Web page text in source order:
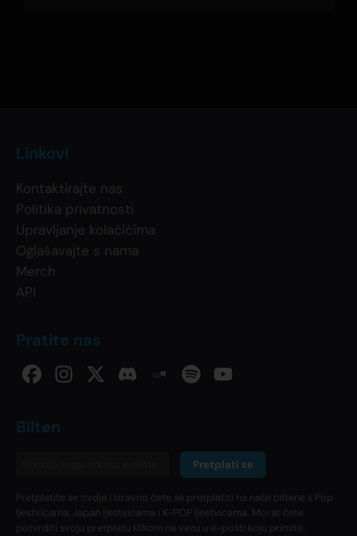
Linkovi
Kontaktirajte nas
Politika privatnosti
Upravljanje kolačićima
Oglašavajte s nama
Merch
API
Pratite nas
Bilten
Pretplati se
Pretplatite se ovdje i izravno ćete se pretplatiti na naše biltene s Pop
ljestvicama, Japan ljestvicama i K-POP ljestvicama. Morat ćete
potvrditi svoju pretplatu klikom na vezu u e-pošti koju primite.